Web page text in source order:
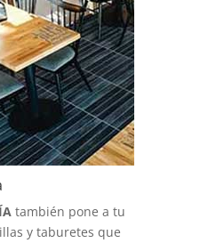
también pone a tu
y taburetes que